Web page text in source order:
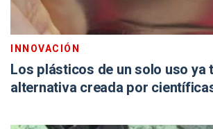
INNOVACIÓN
Los plásticos de un solo uso ya
alternativa creada por